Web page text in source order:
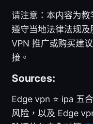
请注意：本内容为
遵守当地法律法规
VPN 推广或购买建
接。
Sources:
Edge vpn ⭐ ipa 五
风险，以及 Edge